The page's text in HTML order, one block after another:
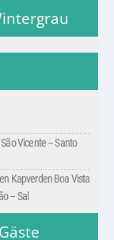
Vicente – Santo
Kapverden Boa Vista
– Sal